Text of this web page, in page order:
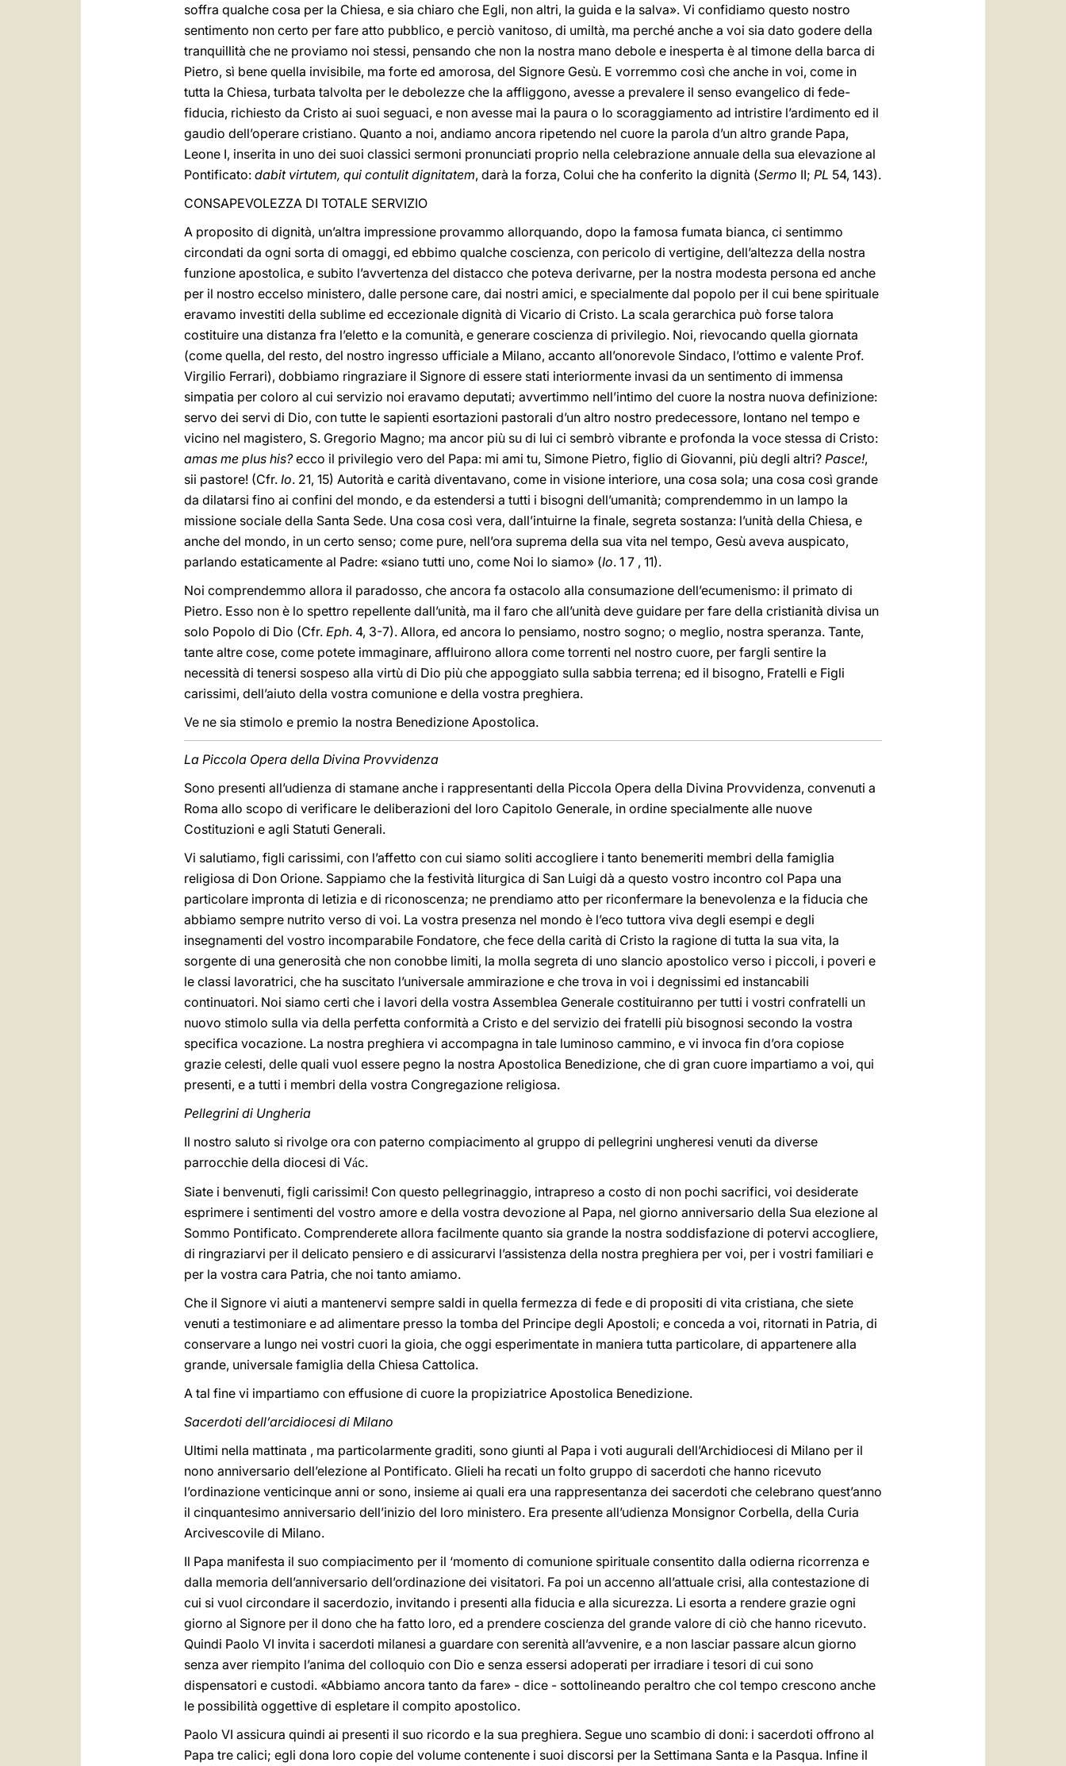
soffra qualche cosa per la Chiesa, e sia chiaro che Egli, non altri, la guida e la salva». Vi confidiamo questo nostro
sentimento non certo per fare atto pubblico, e perciò vanitoso, di umiltà, ma perché anche a voi sia dato godere della
tranquillità che ne proviamo noi stessi, pensando che non la nostra mano debole e inesperta è al timone della barca di
Pietro, sì bene quella invisibile, ma forte ed amorosa, del Signore Gesù. E vorremmo così che anche in voi, come in
tutta la Chiesa, turbata talvolta per le debolezze che la affliggono, avesse a prevalere il senso evangelico di fede-
fiducia, richiesto da Cristo ai suoi seguaci, e non avesse mai la paura o lo scoraggiamento ad intristire l’ardimento ed il
gaudio dell’operare cristiano. Quanto a noi, andiamo ancora ripetendo nel cuore la parola d’un altro grande Papa,
Leone I, inserita in uno dei suoi classici sermoni pronunciati proprio nella celebrazione annuale della sua elevazione al
Pontificato: dabit virtutem, qui contulit dignitatem, darà la forza, Colui che ha conferito la dignità (Sermo II; PL 54, 143).
CONSAPEVOLEZZA DI TOTALE SERVIZIO
A proposito di dignità, un’altra impressione provammo allorquando, dopo la famosa fumata bianca, ci sentimmo
circondati da ogni sorta di omaggi, ed ebbimo qualche coscienza, con pericolo di vertigine, dell’altezza della nostra
funzione apostolica, e subito l’avvertenza del distacco che poteva derivarne, per la nostra modesta persona ed anche
per il nostro eccelso ministero, dalle persone care, dai nostri amici, e specialmente dal popolo per il cui bene spirituale
eravamo investiti della sublime ed eccezionale dignità di Vicario di Cristo. La scala gerarchica può forse talora
costituire una distanza fra l’eletto e la comunità, e generare coscienza di privilegio. Noi, rievocando quella giornata
(come quella, del resto, del nostro ingresso ufficiale a Milano, accanto all’onorevole Sindaco, l’ottimo e valente Prof.
Virgilio Ferrari), dobbiamo ringraziare il Signore di essere stati interiormente invasi da un sentimento di immensa
simpatia per coloro al cui servizio noi eravamo deputati; avvertimmo nell’intimo del cuore la nostra nuova definizione:
servo dei servi di Dio, con tutte le sapienti esortazioni pastorali d’un altro nostro predecessore, lontano nel tempo e
vicino nel magistero, S. Gregorio Magno; ma ancor più su di lui ci sembrò vibrante e profonda la voce stessa di Cristo:
amas me plus his?ecco il privilegio vero del Papa: mi ami tu, Simone Pietro, figlio di Giovanni, più degli altri? Pasce!,
sii pastore! (Cfr. Io. 21, 15) Autorità e carità diventavano, come in visione interiore, una cosa sola; una cosa così grande
da dilatarsi fino ai confini del mondo, e da estendersi a tutti i bisogni dell’umanità; comprendemmo in un lampo la
missione sociale della Santa Sede. Una cosa così vera, dall’intuirne la finale, segreta sostanza: l’unità della Chiesa, e
anche del mondo, in un certo senso; come pure, nell’ora suprema della sua vita nel tempo, Gesù aveva auspicato,
parlando estaticamente al Padre: «siano tutti uno, come Noi lo siamo» (Io. 1 7 , 11).
Noi comprendemmo allora il paradosso, che ancora fa ostacolo alla consumazione dell’ecumenismo: il primato di
Pietro. Esso non è lo spettro repellente dall’unità, ma il faro che all’unità deve guidare per fare della cristianità divisa un
solo Popolo di Dio (Cfr. Eph. 4, 3-7). Allora, ed ancora lo pensiamo, nostro sogno; o meglio, nostra speranza. Tante,
tante altre cose, come potete immaginare, affluirono allora come torrenti nel nostro cuore, per fargli sentire la
necessità di tenersi sospeso alla virtù di Dio più che appoggiato sulla sabbia terrena; ed il bisogno, Fratelli e Figli
carissimi, dell’aiuto della vostra comunione e della vostra preghiera.
Ve ne sia stimolo e premio la nostra Benedizione Apostolica.
La Piccola Opera della Divina Provvidenza
Sono presenti all’udienza di stamane anche i rappresentanti della Piccola Opera della Divina Provvidenza, convenuti a
Roma allo scopo di verificare le deliberazioni del loro Capitolo Generale, in ordine specialmente alle nuove
Costituzioni e agli Statuti Generali.
Vi salutiamo, figli carissimi, con l’affetto con cui siamo soliti accogliere i tanto benemeriti membri della famiglia
religiosa di Don Orione. Sappiamo che la festività liturgica di San Luigi dà a questo vostro incontro col Papa una
particolare impronta di letizia e di riconoscenza; ne prendiamo atto per riconfermare la benevolenza e la fiducia che
abbiamo sempre nutrito verso di voi. La vostra presenza nel mondo è l’eco tuttora viva degli esempi e degli
insegnamenti del vostro incomparabile Fondatore, che fece della carità di Cristo la ragione di tutta la sua vita, la
sorgente di una generosità che non conobbe limiti, la molla segreta di uno slancio apostolico verso i piccoli, i poveri e
le classi lavoratrici, che ha suscitato l’universale ammirazione e che trova in voi i degnissimi ed instancabili
continuatori. Noi siamo certi che i lavori della vostra Assemblea Generale costituiranno per tutti i vostri confratelli un
nuovo stimolo sulla via della perfetta conformità a Cristo e del servizio dei fratelli più bisognosi secondo la vostra
specifica vocazione. La nostra preghiera vi accompagna in tale luminoso cammino, e vi invoca fin d’ora copiose
grazie celesti, delle quali vuol essere pegno la nostra Apostolica Benedizione, che di gran cuore impartiamo a voi, qui
presenti, e a tutti i membri della vostra Congregazione religiosa.
Pellegrini di Ungheria
Il nostro saluto si rivolge ora con paterno compiacimento al gruppo di pellegrini ungheresi venuti da diverse
parrocchie della diocesi di Vác.
Siate i benvenuti, figli carissimi! Con questo pellegrinaggio, intrapreso a costo di non pochi sacrifici, voi desiderate
esprimere i sentimenti del vostro amore e della vostra devozione al Papa, nel giorno anniversario della Sua elezione al
Sommo Pontificato. Comprenderete allora facilmente quanto sia grande la nostra soddisfazione di potervi accogliere,
di ringraziarvi per il delicato pensiero e di assicurarvi l’assistenza della nostra preghiera per voi, per i vostri familiari e
per la vostra cara Patria, che noi tanto amiamo.
Che il Signore vi aiuti a mantenervi sempre saldi in quella fermezza di fede e di propositi di vita cristiana, che siete
venuti a testimoniare e ad alimentare presso la tomba del Principe degli Apostoli; e conceda a voi, ritornati in Patria, di
conservare a lungo nei vostri cuori la gioia, che oggi esperimentate in maniera tutta particolare, di appartenere alla
grande, universale famiglia della Chiesa Cattolica.
A tal fine vi impartiamo con effusione di cuore la propiziatrice Apostolica Benedizione.
Sacerdoti dell’arcidiocesi di Milano
Ultimi nella mattinata , ma particolarmente graditi, sono giunti al Papa i voti augurali dell’Archidiocesi di Milano per il
nono anniversario dell’elezione al Pontificato. Glieli ha recati un folto gruppo di sacerdoti che hanno ricevuto
l’ordinazione venticinque anni or sono, insieme ai quali era una rappresentanza dei sacerdoti che celebrano quest’anno
il cinquantesimo anniversario dell’inizio del loro ministero. Era presente all’udienza Monsignor Corbella, della Curia
Arcivescovile di Milano.
Il Papa manifesta il suo compiacimento per il ‘momento di comunione spirituale consentito dalla odierna ricorrenza e
dalla memoria dell’anniversario dell’ordinazione dei visitatori. Fa poi un accenno all’attuale crisi, alla contestazione di
cui si vuol circondare il sacerdozio, invitando i presenti alla fiducia e alla sicurezza. Li esorta a rendere grazie ogni
giorno al Signore per il dono che ha fatto loro, ed a prendere coscienza del grande valore di ciò che hanno ricevuto.
Quindi Paolo VI invita i sacerdoti milanesi a guardare con serenità all’avvenire, e a non lasciar passare alcun giorno
senza aver riempito l’anima del colloquio con Dio e senza essersi adoperati per irradiare i tesori di cui sono
dispensatori e custodi. «Abbiamo ancora tanto da fare» - dice - sottolineando peraltro che col tempo crescono anche
le possibilità oggettive di espletare il compito apostolico.
Paolo VI assicura quindi ai presenti il suo ricordo e la sua preghiera. Segue uno scambio di doni: i sacerdoti offrono al
Papa tre calici; egli dona loro copie del volume contenente i suoi discorsi per la Settimana Santa e la Pasqua. Infine il